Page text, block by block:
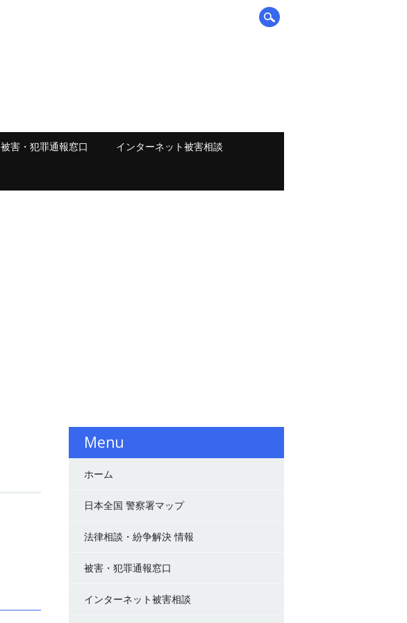
被害・犯罪通報窓口 インターネット被害相談
Menu
ホーム
日本全国 警察署マップ
法律相談・紛争解決 情報
被害・犯罪通報窓口
インターネット被害相談